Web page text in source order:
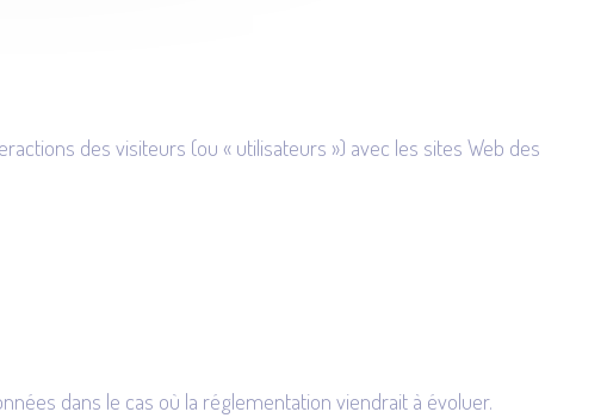
des visiteurs (ou « utilisateurs ») avec les sites Web des
dans le cas où la réglementation viendrait à évoluer.